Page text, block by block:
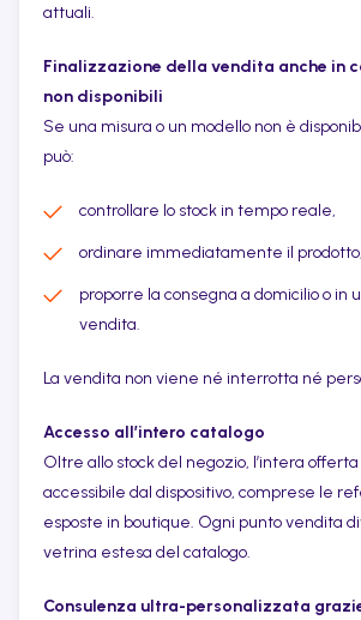
attuali.
Finalizzazione della vendita anche in
non disponibili
Se una misura o un modello non è
può:
controllare lo stock in tempo reale,
ordinare immediatamente il prodotto,
proporre la consegna a domicilio o in
vendita.
La vendita non viene né interrotta né
Accesso all’intero catalogo
Oltre allo stock del negozio, l’intera offerta
accessibile dal dispositivo, comprese le
esposte in boutique. Ogni punto vendita
vetrina estesa del catalogo.
Consulenza ultra-personalizzata